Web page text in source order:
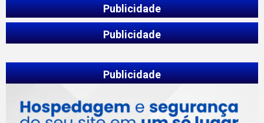
Publicidade
Publicidade
Publicidade